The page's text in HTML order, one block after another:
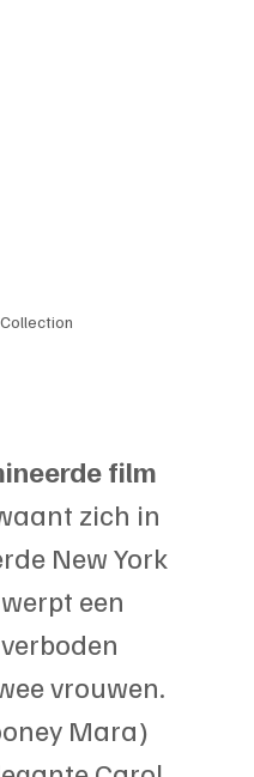
film
zich in
New York
een
vrouwen.
Mara)